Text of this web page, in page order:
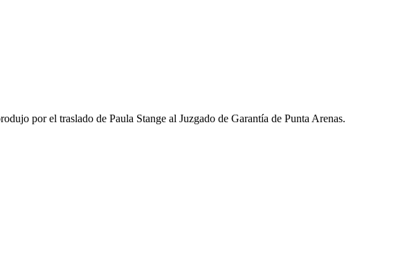
por el traslado de Paula Stange al Juzgado de Garantía de Punta Arenas.